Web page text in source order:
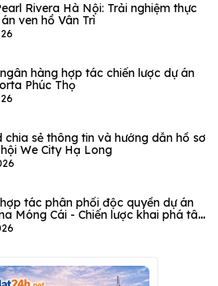
Rivera Hà Nội: Trải nghiệm thực
ven hồ Vân Trì
hàng hợp tác chiến lược dự án
Phúc Thọ
chia sẻ thông tin và hướng dẫn hồ sơ
We City Hạ Long
tác phân phối độc quyền dự án
Móng Cái - Chiến lược khai phá tâm
vùng biên mậu